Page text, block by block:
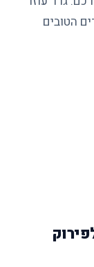
הטובים